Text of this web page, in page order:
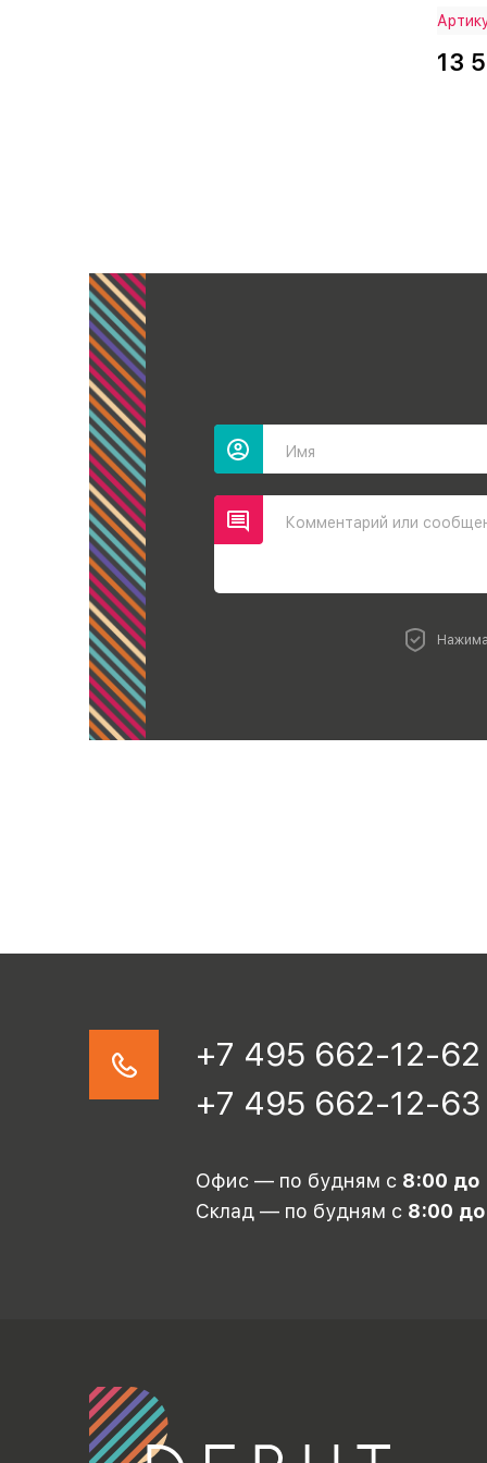
13
Имя
Комментарий или
+7 495 662-12-62
+7 495 662-12-63
Офис — по будням с 8:00 до
Склад — по будням с 8:00